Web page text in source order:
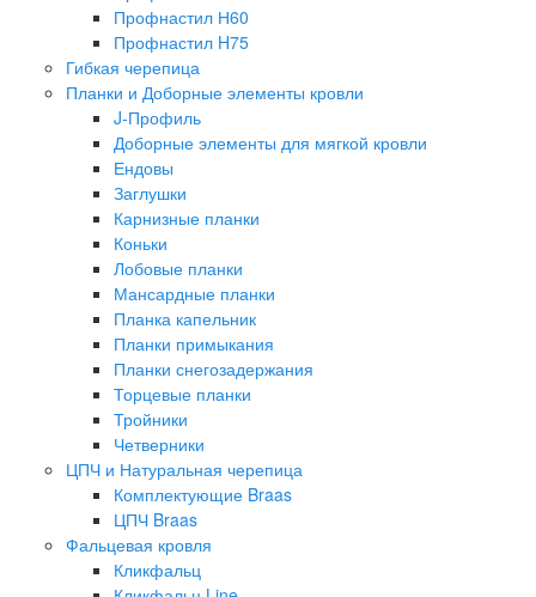
Профнастил Н60
Профнастил H75
Гибкая черепица
Планки и Доборные элементы кровли
J-Профиль
Доборные элементы для мягкой кровли
Ендовы
Заглушки
Карнизные планки
Коньки
Лобовые планки
Мансардные планки
Планка капельник
Планки примыкания
Планки снегозадержания
Торцевые планки
Тройники
Четверники
ЦПЧ и Натуральная черепица
Комплектующие Braas
ЦПЧ Braas
Фальцевая кровля
Кликфальц